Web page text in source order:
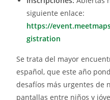
siguiente enlace:
https://
gistration
Se trata del mayor
español, que este año
desafíos más urgentes de
pantallas entre niños y